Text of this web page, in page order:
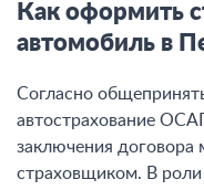
Как оформить
автомобиль в
Согласно
автострахование
заключения
страховщиком. В роли